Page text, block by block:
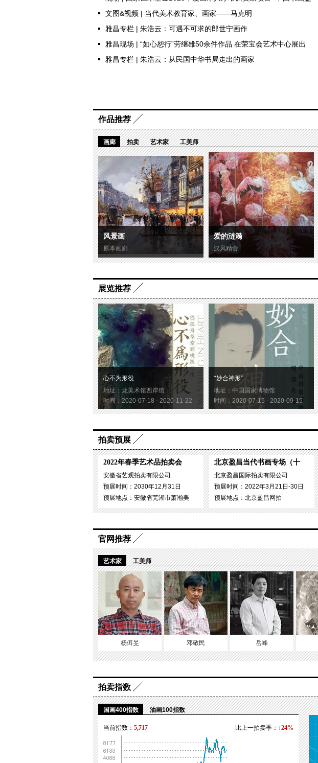
文图&视频 | 当代美术教育家、画家——马克明
雅昌专栏 | 朱浩云：可遇不可求的郎世宁画作
雅昌现场 | “如心恕行”劳继雄50余件作品 在荣宝会艺术中心展出
雅昌专栏 | 朱浩云：从民国中华书局走出的画家
作品推荐
画廊 拍卖 艺术家 工美师
风景画
原本画廊
爱的涟漪
汉风精舍
展览推荐
心不为形役
地址：龙美术馆西岸馆
时间：2020-07-18 - 2020-11-22
“妙合神形”
地址：中国国家博物馆
时间：2020-07-15 - 2020-09-15
拍卖预展
2022年春季艺术品拍卖会
安徽省艺观拍卖有限公司
预展时间：2030年12月31日
预展地点：安徽省芜湖市萧瀚美
北京盈昌当代书画专场（十
北京盈昌国际拍卖有限公司
预展时间：2022年3月21日-30日
预展地点：北京盈昌网拍
官网推荐
艺术家 工美师
杨佴旻 邓敬民 岳峰
拍卖指数
国画400指数 油画100指数
比上一拍卖季： ↓24%
当前指数： 5,717